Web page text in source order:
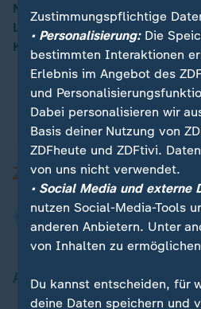
00:16
NRW-Ministerpräsident Wüst
Landesklausur. Spekulationen
Kanzlertausch wurden von
Aktuell bei ZDFheute
Zustimmungspflichtige
• Personalisierung:Die
bestimmten Interaktionen
Erlebnis im Angebot des
und
Dabei personalisieren wir
Basis deiner Nutzung von
ZDFheute und ZDFtivi.
von uns nicht verwendet.
• Social Media und externe
nutzen Social-Media-Tools
anderen Anbietern. Unter
von Inhalten zu
Du kannst entscheiden, für
deine Daten speichern und